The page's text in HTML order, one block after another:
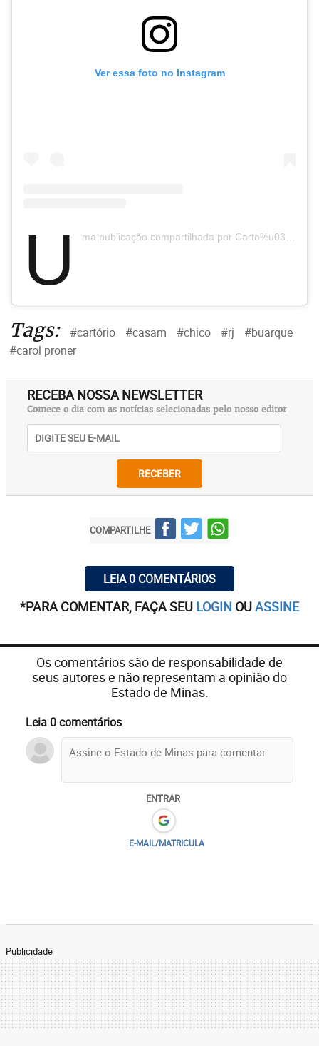
Ver essa foto no Instagram
U ma publicação compartilhada por Carto%u0301rio De Itaipava (@cartoriodeitaipava)
Tags: #cartório #casam #chico #rj
#buarque
#carol proner
RECEBA NOSSA NEWSLETTER
Comece o dia com as notícias selecionadas pelo nosso editor
RECEBER
COMPARTILHE
LEIA 0 COMENTÁRIOS
*PARA COMENTAR, FAÇA SEU LOGIN OUASSINE
Os comentários são de responsabilidade de
seus autores e não representam a opinião do
Estado de Minas.
Leia 0 comentários
ENTRAR
E-MAIL/MATRICULA
Publicidade